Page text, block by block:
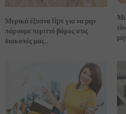
Μερικά έξυπνα tips για να μην
πάρουμε περιττό βάρος στις
διακοπές μας..